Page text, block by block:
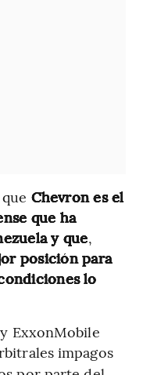
Chevron es el
que ha
y que,
posición para
lo
ExxonMobile
impagos